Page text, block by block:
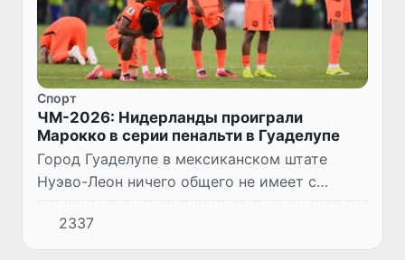
Спорт
ЧМ-2026: Нидерланды проиграли
Марокко в серии пенальти в Гуаделупе
Город Гуаделупе в мексиканском штате
Нуэво-Леон ничего общего не имеет с
французским департаментом в Карибском
море. На стадионе вместимостью в 51
тысячу зрителей трехкратные сереб...
2337